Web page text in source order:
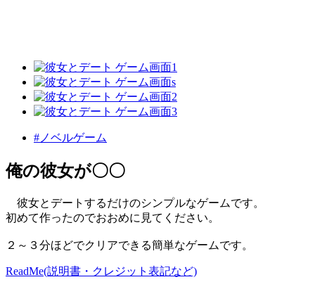
#ノベルゲーム
俺の彼女が〇〇
彼女とデートするだけのシンプルなゲームです。
初めて作ったのでおおめに見てください。
２～３分ほどでクリアできる簡単なゲームです。
ReadMe(説明書・クレジット表記など)